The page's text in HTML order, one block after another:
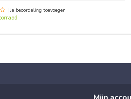
| Je beoordeling toevoegen